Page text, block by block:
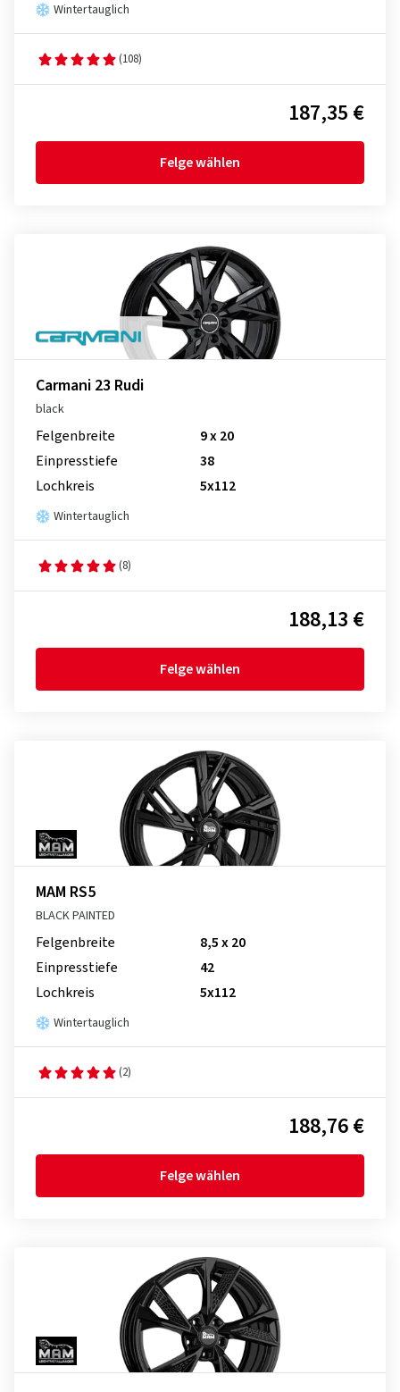
Wintertauglich
(108)
187,35 €
Felge wählen
Carmani 23 Rudi
black
Felgenbreite
9 x 20
Einpresstiefe
38
Lochkreis
5x112
Wintertauglich
(8)
188,13 €
Felge wählen
MAM RS5
BLACK PAINTED
Felgenbreite
8,5 x 20
Einpresstiefe
42
Lochkreis
5x112
Wintertauglich
(2)
188,76 €
Felge wählen